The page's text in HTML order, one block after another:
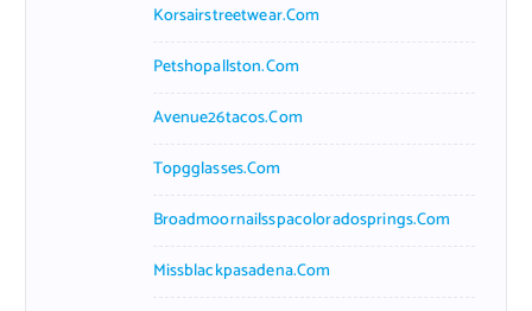
Korsairstreetwear.com
Petshopallston.com
Avenue26tacos.com
Topgglasses.com
Broadmoornailsspacoloradosprings.com
Missblackpasadena.com